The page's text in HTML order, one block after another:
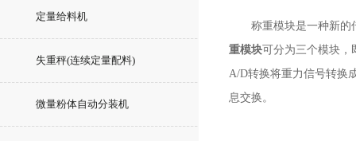
定量给料机
失重秤(连续定量配料)
微量粉体自动分装机
称重模块是一种新的传
重模块可分为三个模块，
A/D转换将重力信号转换
息交换。